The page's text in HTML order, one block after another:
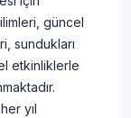
güncel
sundukları
etkinliklerle
yıl